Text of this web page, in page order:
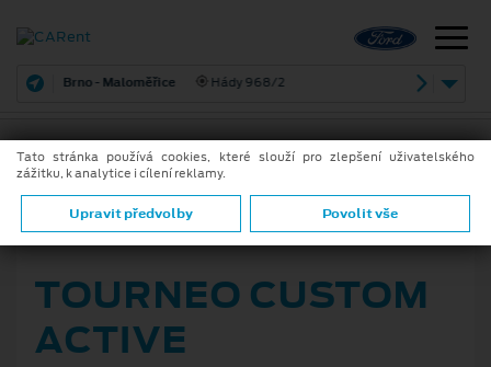
Brno - Maloměřice Hády 968/2
16. 6. 2020
TOURNEO CUSTOM
ACTIVE
Tato stránka používá cookies, které slouží pro zlepšení uživatelského
zážitku, k analytice i cílení reklamy.
Upravit předvolby Povolit vše